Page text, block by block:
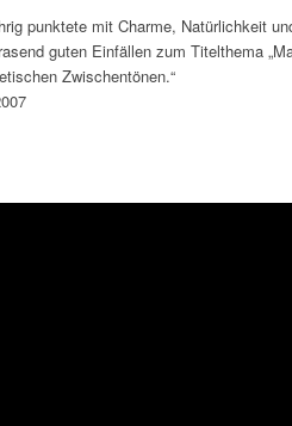
punktete mit Charme, Natürlichkeit
guten Einfällen zum Titelthema
Zwischentönen.“